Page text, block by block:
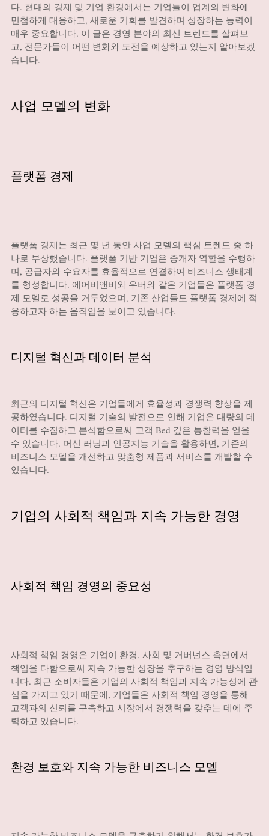
다. 현대의 경제 및 기업 환경에서는 기업들이 업계의 변화에
민첩하게 대응하고, 새로운 기회를 발견하며 성장하는 능력이
매우 중요합니다. 이 글은 경영 분야의 최신 트렌드를 살펴보
고, 전문가들이 어떤 변화와 도전을 예상하고 있는지 알아보겠
습니다.
사업 모델의 변화
플랫폼 경제
플랫폼 경제는 최근 몇 년 동안 사업 모델의 핵심 트렌드 중 하
나로 부상했습니다. 플랫폼 기반 기업은 중개자 역할을 수행하
며, 공급자와 수요자를 효율적으로 연결하여 비즈니스 생태계
를 형성합니다. 에어비앤비와 우버와 같은 기업들은 플랫폼 경
제 모델로 성공을 거두었으며, 기존 산업들도 플랫폼 경제에 적
응하고자 하는 움직임을 보이고 있습니다.
디지털 혁신과 데이터 분석
최근의 디지털 혁신은 기업들에게 효율성과 경쟁력 향상을 제
공하였습니다. 디지털 기술의 발전으로 인해 기업은 대량의 데
이터를 수집하고 분석함으로써 고객 Bed 깊은 통찰력을 얻을
수 있습니다. 머신 러닝과 인공지능 기술을 활용하면, 기존의
비즈니스 모델을 개선하고 맞춤형 제품과 서비스를 개발할 수
있습니다.
기업의 사회적 책임과 지속 가능한 경영
사회적 책임 경영의 중요성
사회적 책임 경영은 기업이 환경, 사회 및 거버넌스 측면에서
책임을 다함으로써 지속 가능한 성장을 추구하는 경영 방식입
니다. 최근 소비자들은 기업의 사회적 책임과 지속 가능성에 관
심을 가지고 있기 때문에, 기업들은 사회적 책임 경영을 통해
고객과의 신뢰를 구축하고 시장에서 경쟁력을 갖추는 데에 주
력하고 있습니다.
환경 보호와 지속 가능한 비즈니스 모델